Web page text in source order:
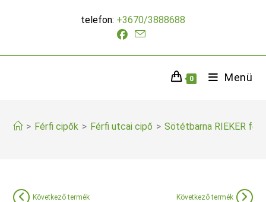
telefon: +3670/3888688
0 Menü
> Férfi cipők > Férfi utcai cipő > Sötétbarna RIEKER
Következő termék Következő termék